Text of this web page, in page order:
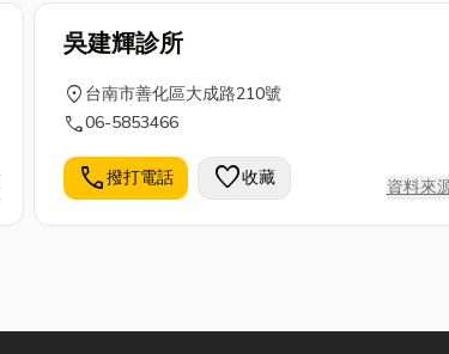
吳建輝診所
location_on 台南市善化區大成路210號
call06-5853466
call撥打電話 favorite收藏 資料來